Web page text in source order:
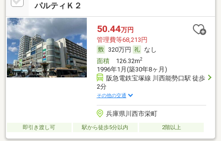
パルティＫ２
50.44万円
管理費等68,213円
320万円
なし
面積126.32m2
1996年1月(築30年8ヶ月)
阪急電鉄宝塚線 川西能勢口駅 徒歩
2分
その他の交通
兵庫県川西市栄町
即引き渡し可 駅から徒歩5分以内 2階以上